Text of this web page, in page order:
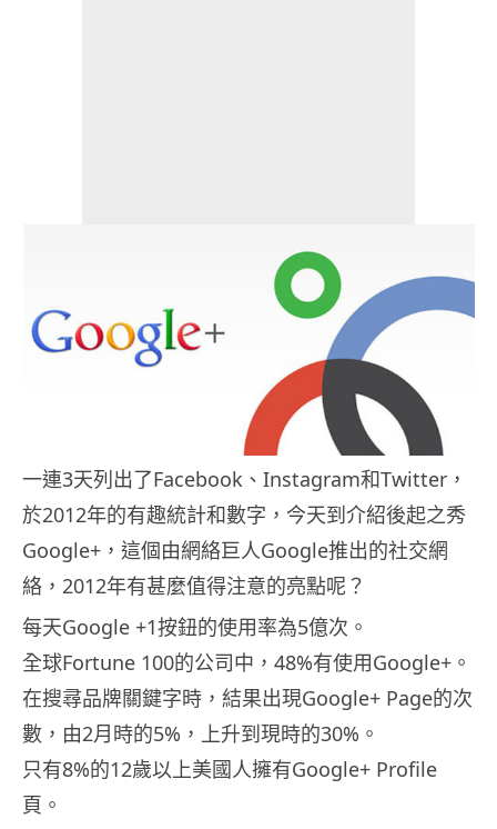
一連3天列出了Facebook、Instagram和Twitter，
於2012年的有趣統計和數字，今天到介紹後起之秀
Google+，這個由網絡巨人Google推出的社交網
絡，2012年有甚麼值得注意的亮點呢？
每天Google +1按鈕的使用率為5億次。
全球Fortune 100的公司中，48%有使用Google+。
在搜尋品牌關鍵字時，結果出現Google+ Page的次
數，由2月時的5%，上升到現時的30%。
只有8%的12歲以上美國人擁有Google+ Profile
頁。